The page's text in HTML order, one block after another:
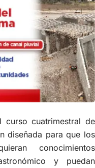
curso cuatrimestral de
diseñada para que los
conocimientos
y puedan